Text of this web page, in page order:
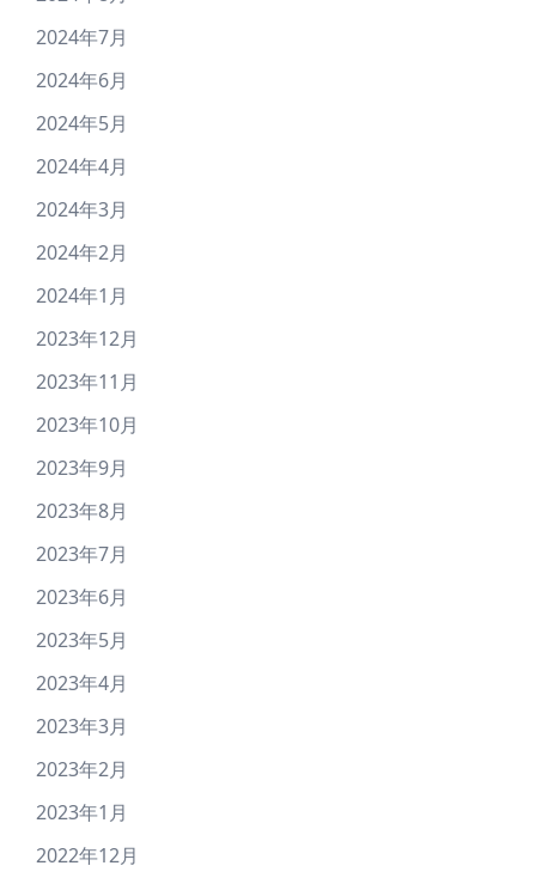
2024年7月
2024年6月
2024年5月
2024年4月
2024年3月
2024年2月
2024年1月
2023年12月
2023年11月
2023年10月
2023年9月
2023年8月
2023年7月
2023年6月
2023年5月
2023年4月
2023年3月
2023年2月
2023年1月
2022年12月